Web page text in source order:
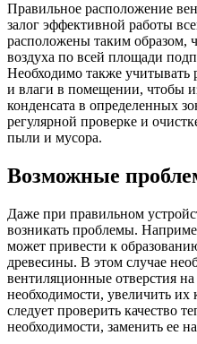
Правильное расположение
залог эффективной работы
расположены таким образом,
воздуха по всей площади
Необходимо также учитывать
и влаги в помещении, чтобы
конденсата в определенных
регулярной проверке и
пыли и мусора.
Возможные
Даже при правильном
возникать проблемы.
может привести к
древесины. В этом случае
вентиляционные отверстия
необходимости, увеличить их
следует проверить качество
необходимости, заменить ее